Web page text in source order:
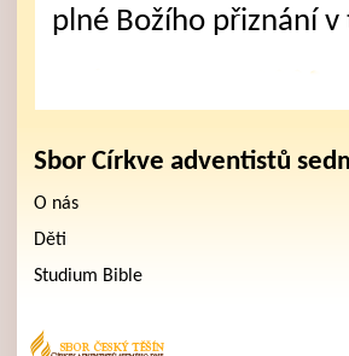
plné Božího přiznání
Sbor Církve adventistů
O nás
Děti
Studium Bible